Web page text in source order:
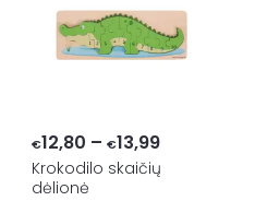
€12,80 – €13,99Price
range:
Krokodilo skaičių
dėlionė